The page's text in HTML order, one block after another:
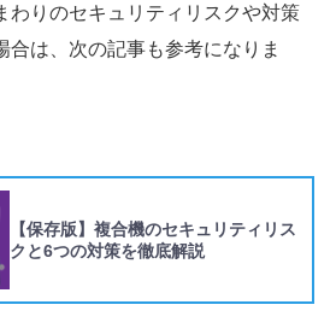
わりのセキュリティリスクや対策
合は、次の記事も参考になりま
【保存版】複合機のセキュリティリス
クと6つの対策を徹底解説